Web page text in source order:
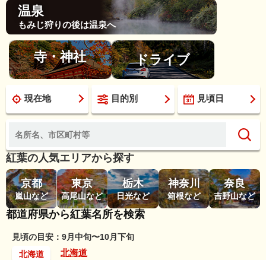
温泉
もみじ狩りの後は温泉へ
寺・神社 ドライブ
現在地 目的別 見頃日
紅葉の人気エリアから探す
京都
嵐山など
東京
高尾山など
栃木
日光など
神奈川
箱根など
奈良
吉野山など
都道府県から紅葉名所を検索
見頃の目安：9月中旬〜10月下旬
北海道
北海道